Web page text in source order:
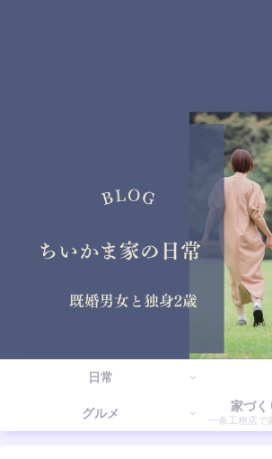
日常
グルメ 家づく
一条工務店で
た。 そこで気